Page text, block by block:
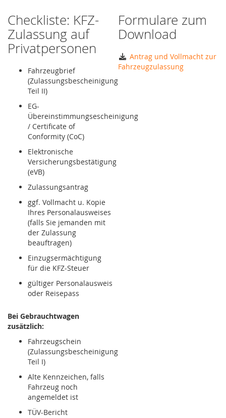
Checkliste: KFZ-
Zulassung auf
Privatpersonen
Fahrzeugbrief
(Zulassungsbescheinigung
Teil II)
EG-
Übereinstimmungsescheinigung
/ Certificate of
Conformity (CoC)
Elektronische
Versicherungsbestätigung
(eVB)
Zulassungsantrag
ggf. Vollmacht u. Kopie
Ihres Personalausweises
(falls Sie jemanden mit
der Zulassung
beauftragen)
Einzugsermächtigung
für die KFZ-Steuer
gültiger Personalausweis
oder Reisepass
Bei Gebrauchtwagen
zusätzlich:
Fahrzeugschein
(Zulassungsbescheinigung
Teil I)
Alte Kennzeichen, falls
Fahrzeug noch
angemeldet ist
TÜV-Bericht
Formulare zum
Download
Antrag und Vollmacht zur
Fahrzeugzulassung